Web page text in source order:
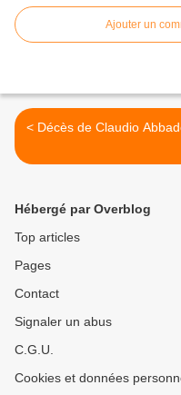
Ajouter un
< Décès de Claudio
Hébergé par Overblog
Top articles
Pages
Contact
Signaler un abus
C.G.U.
Cookies et données